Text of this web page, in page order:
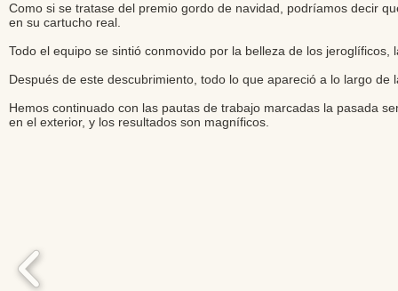
Como si se tratase del premio gordo de navidad, podríamos decir
en su cartucho real.
Todo el equipo se sintió conmovido por la belleza de los
Después de este descubrimiento, todo lo que apareció a lo largo
Hemos continuado con las pautas de trabajo marcadas la pasada
en el exterior, y los resultados son magníficos.